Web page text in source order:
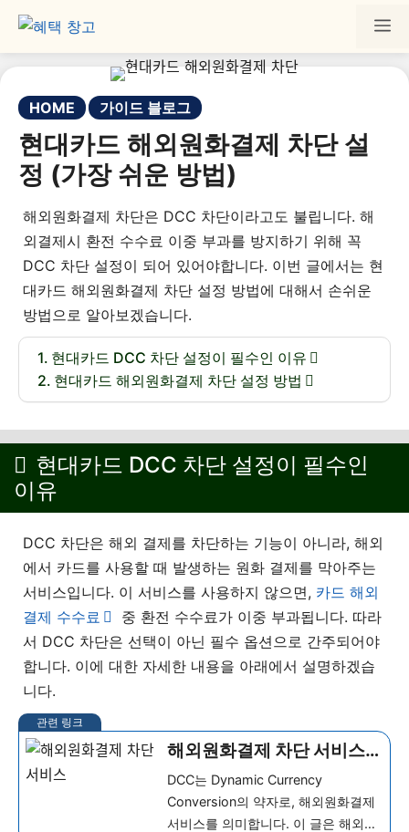
HOME 가이드 블로그
현대카드 해외원화결제 차단 설
정 (가장 쉬운 방법)
해외원화결제 차단은 DCC 차단이라고도 불립니다. 해
외결제시 환전 수수료 이중 부과를 방지하기 위해 꼭
DCC 차단 설정이 되어 있어야합니다. 이번 글에서는 현
대카드 해외원화결제 차단 설정 방법에 대해서 손쉬운
방법으로 알아보겠습니다.
현대카드 DCC 차단 설정이 필수인 이유
현대카드 해외원화결제 차단 설정 방법
현대카드 DCC 차단 설정이 필수인
이유
DCC 차단은 해외 결제를 차단하는 기능이 아니라, 해외
에서 카드를 사용할 때 발생하는 원화 결제를 막아주는
서비스입니다. 이 서비스를 사용하지 않으면, 카드 해외
결제 수수료
중 환전 수수료가 이중 부과됩니다. 따라
서 DCC 차단은 선택이 아닌 필수 옵션으로 간주되어야
합니다. 이에 대한 자세한 내용을 아래에서 설명하겠습
니다.
해외원화결제 차단 서비스
장단점 정리 (DCC 차단 설
정방법)
DCC는 Dynamic Currency
Conversion의 약자로, 해외원화결제
서비스를 의미합니다. 이 글은 해외원